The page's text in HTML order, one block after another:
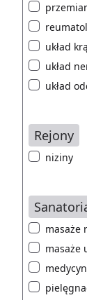
układ
układ
układ
Rejony
niziny
masaże
masaże